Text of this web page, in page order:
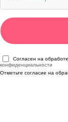
Согласен на
конфиденциальности
Отметьте согласие на